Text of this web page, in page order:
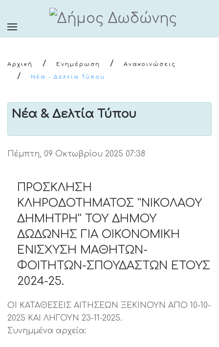
Αρχική Ενημέρωση
Ανακοινώσεις
Νέα - Δελτία Τύπου
Νέα & Δελτία Τύπου
Πέμπτη, 09 Οκτωβρίου 2025 07:38
ΠΡΟΣΚΛΗΣΗ
ΚΛΗΡΟΔΟΤΗΜΑΤΟΣ ''ΝΙΚΟΛΑΟΥ
ΔΗΜΗΤΡΗ'' ΤΟΥ ΔΗΜΟΥ
ΔΩΔΩΝΗΣ ΓΙΑ ΟΙΚΟΝΟΜΙΚΗ
ΕΝΙΣΧΥΣΗ ΜΑΘΗΤΩΝ-
ΦΟΙΤΗΤΩΝ-ΣΠΟΥΔΑΣΤΩΝ ΕΤΟΥΣ
2024-25.
ΟΙ ΚΑΤΑΘΕΣΕΙΣ ΑΙΤΗΣΕΩΝ ΞΕΚΙΝΟΥΝ ΑΠΟ 10-10-
2025 ΚΑΙ ΛΗΓΟΥΝ 23-11-2025.
Συνημμένα αρχεία: